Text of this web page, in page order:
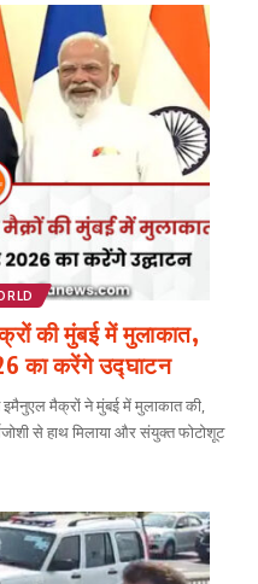
की मुंबई में मुलाकात,
का करेंगे उद्घाटन
इमैनुएल मैक्रों ने मुंबई में मुलाकात की,
से हाथ मिलाया और संयुक्त फोटोशूट